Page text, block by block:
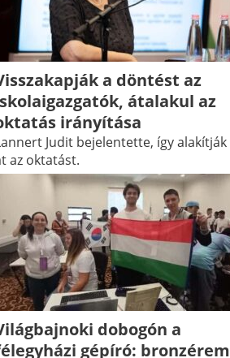
a döntést az
átalakul az
irányítása
Judit bejelentette, így alakítják
az oktatást.
dobogón a
gépíró: bronzérem